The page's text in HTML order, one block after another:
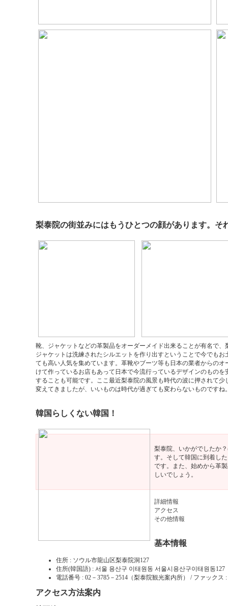
梨泰院の街並みにはもうひとつの顔があります。そ
靴、ジャケットなどの革製品をオーダーメイド出来ることが有名で、
ジャケットは洗練されたシルエットを作り出すということで今でもお
ても高い人気を集めています。革靴やブーツ等も日本の業者からのオ
けて作っているお店もあって日本で今流行っているデザインのものを
することも可能です。ここ最近梨泰院の風景も時代の波に押されて少
変えてきましたが、いいものは時代が過ぎても変わらないものですね
韓国らしくない韓国！
梨泰院、いかがでしたか
す。そして韓国に到着し
です。また、始めから革
しいでしょう。
詳細情報
アクセス
その他情報
基本情報
住所 : ソウル市龍山区梨泰院洞127
住所(韓国語) : 서울 용산구 이태원동 서울시용산구이태원동127
電話番号 : 02－3785－2514（梨泰院観光案内所） / ファックス :
アクセス方法案内